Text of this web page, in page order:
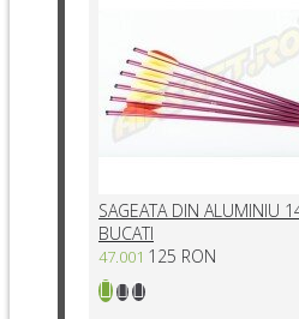
SAGEATA DIN ALUMINIU
BUCATI
47.001 125 RON